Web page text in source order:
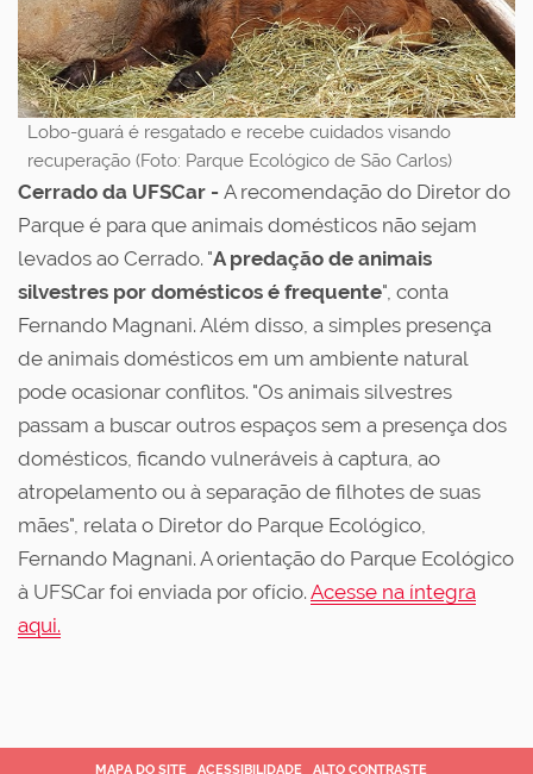
Lobo-guará é resgatado e recebe cuidados visando
recuperação (Foto: Parque Ecológico de São Carlos)
Cerrado da UFSCar - A recomendação do Diretor do
Parque é para que animais domésticos não sejam
levados ao Cerrado. "A predação de animais
silvestres por domésticos é frequente", conta
Fernando Magnani. Além disso, a simples presença
de animais domésticos em um ambiente natural
pode ocasionar conflitos. "Os animais silvestres
passam a buscar outros espaços sem a presença dos
domésticos, ficando vulneráveis à captura, ao
atropelamento ou à separação de filhotes de suas
mães", relata o Diretor do Parque Ecológico,
Fernando Magnani. A orientação do Parque Ecológico
à UFSCar foi enviada por ofício. Acesse na íntegra
aqui.
MAPA DO SITE ACESSIBILIDADE ALTO CONTRASTE